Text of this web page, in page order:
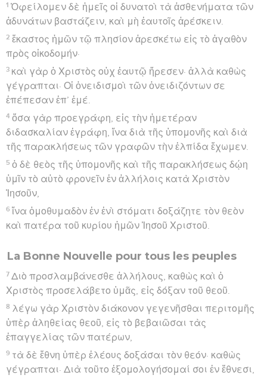
1 Ὀφείλομεν δὲ ἡμεῖς οἱ δυνατοὶ τὰ ἀσθενήματα τῶν
ἀδυνάτων βαστάζειν, καὶ μὴ ἑαυτοῖς ἀρέσκειν.
2 ἕκαστος ἡμῶν τῷ πλησίον ἀρεσκέτω εἰς τὸ ἀγαθὸν
πρὸς οἰκοδομήν·
3 καὶ γὰρ ὁ Χριστὸς οὐχ ἑαυτῷ ἤρεσεν· ἀλλὰ καθὼς
γέγραπται· Οἱ ὀνειδισμοὶ τῶν ὀνειδιζόντων σε
ἐπέπεσαν ἐπ’ ἐμέ.
4 ὅσα γὰρ προεγράφη, εἰς τὴν ἡμετέραν
διδασκαλίαν ἐγράφη, ἵνα διὰ τῆς ὑπομονῆς καὶ διὰ
τῆς παρακλήσεως τῶν γραφῶν τὴν ἐλπίδα ἔχωμεν.
5 ὁ δὲ θεὸς τῆς ὑπομονῆς καὶ τῆς παρακλήσεως δῴη
ὑμῖν τὸ αὐτὸ φρονεῖν ἐν ἀλλήλοις κατὰ Χριστὸν
Ἰησοῦν,
6 ἵνα ὁμοθυμαδὸν ἐν ἑνὶ στόματι δοξάζητε τὸν θεὸν
καὶ πατέρα τοῦ κυρίου ἡμῶν Ἰησοῦ Χριστοῦ.
La Bonne Nouvelle pour tous les peuples
7 Διὸ προσλαμβάνεσθε ἀλλήλους, καθὼς καὶ ὁ
Χριστὸς προσελάβετο ὑμᾶς, εἰς δόξαν τοῦ θεοῦ.
8 λέγω γὰρ Χριστὸν διάκονον γεγενῆσθαι περιτομῆς
ὑπὲρ ἀληθείας θεοῦ, εἰς τὸ βεβαιῶσαι τὰς
ἐπαγγελίας τῶν πατέρων,
9 τὰ δὲ ἔθνη ὑπὲρ ἐλέους δοξάσαι τὸν θεόν· καθὼς
γέγραπται· Διὰ τοῦτο ἐξομολογήσομαί σοι ἐν ἔθνεσι,